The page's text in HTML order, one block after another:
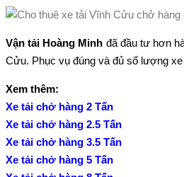
Vận tải Hoàng Minh đã đầu tư hơn
Cửu. Phục vụ đúng và đủ số lượng
Xem thêm:
Xe tải chở hàng 2 Tấn
Xe tải chở hàng 2.5 Tấn
Xe tải chở hàng 3.5 Tấn
Xe tải chở hàng 5 Tấn